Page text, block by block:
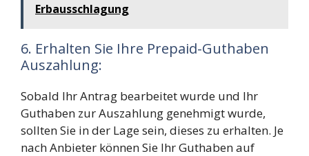
Erbausschlagung
6. Erhalten Sie Ihre Prepaid-Guthaben
Auszahlung:
Sobald Ihr Antrag bearbeitet wurde und Ihr
Guthaben zur Auszahlung genehmigt wurde,
sollten Sie in der Lage sein, dieses zu erhalten. Je
nach Anbieter können Sie Ihr Guthaben auf